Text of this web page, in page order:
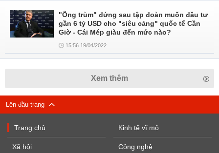
"Ông trùm" đứng sau tập đoàn muốn đầu tư
gần 6 tỷ USD cho "siêu cảng" quốc tế Cần
Giờ - Cái Mép giàu đến mức nào?
15:56 19/04/2022
Xem thêm
Lên đầu trang
Trang chủ
Xã hội
Kinh tế vĩ mô
Công nghệ